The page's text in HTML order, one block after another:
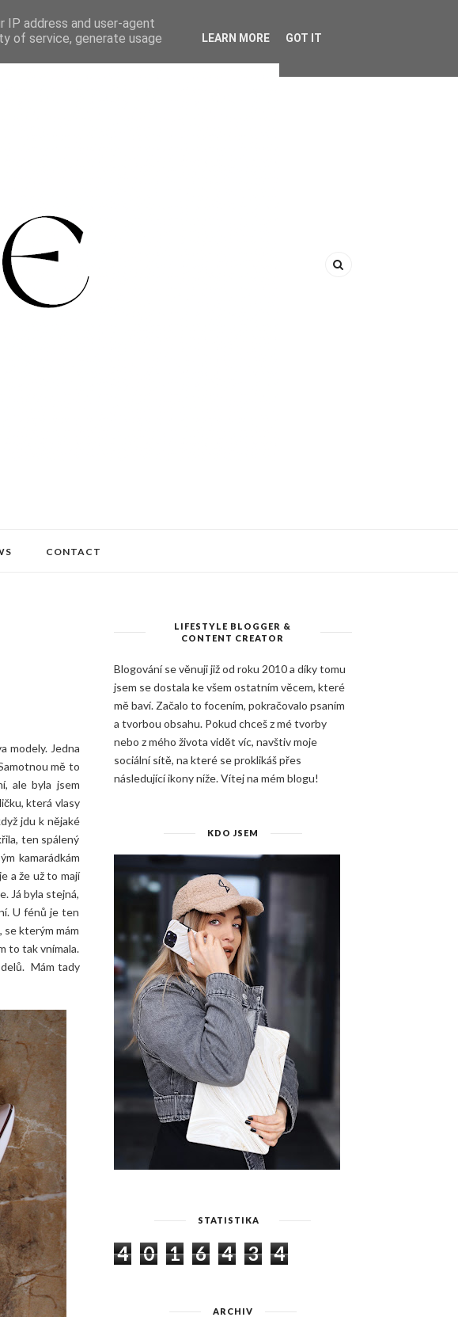
CONTACT
modely. Jedna
mě to
ale byla jsem
která vlasy
jdu k nějaké
ten spálený
kamarádkám
a že už to mají
Já byla stejná,
U fénů je ten
se kterým mám
to tak vnímala.
Mám tady
LIFESTYLE BLOGGER &
CONTENT CREATOR
Blogování se věnuji již od roku 2010 a díky tomu
jsem se dostala ke všem ostatním věcem, které
mě baví. Začalo to focením, pokračovalo psaním
a tvorbou obsahu. Pokud chceš z mé tvorby
nebo z mého života vidět víc, navštiv moje
sociální sítě, na které se proklikáš přes
následující ikony níže. Vítej na mém blogu!
KDO JSEM
STATISTIKA
4 0 1 6 4 3 4
ARCHIV
IP address and user-agent
of service, generate usage
LEARN MORE GOT IT